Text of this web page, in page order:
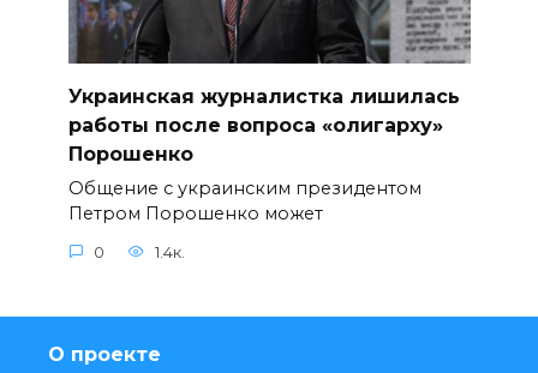
Украинская журналистка лишилась
работы после вопроса «олигарху»
Порошенко
Общение с украинским президентом
Петром Порошенко может
0 1.4к.
О проекте